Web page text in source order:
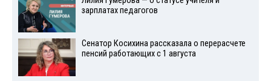
зарплатах педагогов
Сенатор Косихина рассказала о перерасчете
пенсий работающих с 1 августа